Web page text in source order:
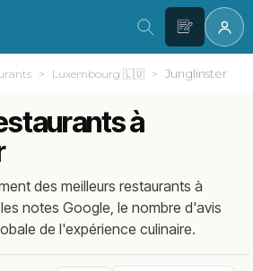
Luxembourg 🇱🇺 Junglinster
à
des meilleurs restaurants à
notes Google, le nombre d'avis
de l'expérience culinaire.